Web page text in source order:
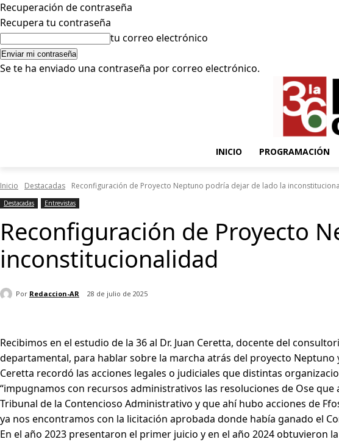
Recuperación de contraseña
Recupera tu contraseña
tu correo electrónico
Se te ha enviado una contraseña por correo electrónico.
INICIO PROGRAMACIÓN
Inicio Destacadas Reconfiguración de Proyecto Neptuno podría dejar de lado la
Destacadas Entrevistas
Reconfiguración de Proyecto
inconstitucionalidad
Por Redaccion-AR 28 de julio de 2025
Recibimos en el estudio de la 36 al Dr. Juan Ceretta, docente del
departamental, para hablar sobre la marcha atrás del proyecto
Ceretta recordó las acciones legales o judiciales que distintas
“impugnamos con recursos administrativos las resoluciones de Ose
Tribunal de la Contencioso Administrativo y que ahí hubo acciones de
ya nos encontramos con la licitación aprobada donde había ganado el
En el año 2023 presentaron el primer juicio y en el año 2024